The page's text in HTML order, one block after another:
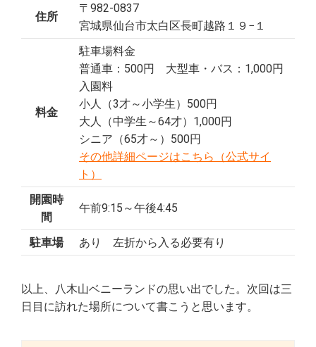
住所
〒982-0837
宮城県仙台市太白区長町越路１９−１
料金
駐車場料金
普通車：500円 大型車・バス：1,000円
入園料
小人（3才～小学生）500円
大人（中学生～64才）1,000円
シニア（65才～）500円
その他詳細ページはこちら（公式サイ
ト）
開園時
間
午前9:15～午後4:45
駐車場 あり 左折から入る必要有り
以上、八木山ベニーランドの思い出でした。次回は三
日目に訪れた場所について書こうと思います。